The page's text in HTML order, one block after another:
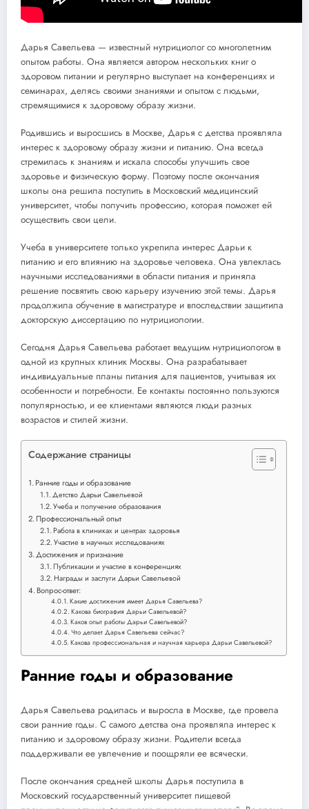
Дарья Савельева — известный нутрициолог со многолетним
опытом работы. Она является автором нескольких книг о
здоровом питании и регулярно выступает на конференциях и
семинарах, делясь своими знаниями и опытом с людьми,
стремящимися к здоровому образу жизни.
Родившись и выросшись в Москве, Дарья с детства проявляла
интерес к здоровому образу жизни и питанию. Она всегда
стремилась к знаниям и искала способы улучшить свое
здоровье и физическую форму. Поэтому после окончания
школы она решила поступить в Московский медицинский
университет, чтобы получить профессию, которая поможет ей
осуществить свои цели.
Учеба в университете только укрепила интерес Дарьи к
питанию и его влиянию на здоровье человека. Она увлеклась
научными исследованиями в области питания и приняла
решение посвятить свою карьеру изучению этой темы. Дарья
продолжила обучение в магистратуре и впоследствии защитила
докторскую диссертацию по нутрициологии.
Сегодня Дарья Савельева работает ведущим нутрициологом в
одной из крупных клиник Москвы. Она разрабатывает
индивидуальные планы питания для пациентов, учитывая их
особенности и потребности. Ее контакты постоянно пользуются
популярностью, и ее клиентами являются люди разных
возрастов и стилей жизни.
Содержание страницы
Ранние годы и образование
Детство Дарьи Савельевой
Учеба и получение образования
Профессиональный опыт
Работа в клиниках и центрах здоровья
Участие в научных исследованиях
Достижения и признание
Публикации и участие в конференциях
Награды и заслуги Дарьи Савельевой
Вопрос-ответ:
Какие достижения имеет Дарья Савельева?
Какова биография Дарьи Савельевой?
Каков опыт работы Дарьи Савельевой?
Что делает Дарья Савельева сейчас?
Какова профессиональная и научная карьера Дарьи Савельевой?
Ранние годы и образование
Дарья Савельева родилась и выросла в Москве, где провела
свои ранние годы. С самого детства она проявляла интерес к
питанию и здоровому образу жизни. Родители всегда
поддерживали ее увлечение и поощряли ее всячески.
После окончания средней школы Дарья поступила в
Московский государственный университет пищевой